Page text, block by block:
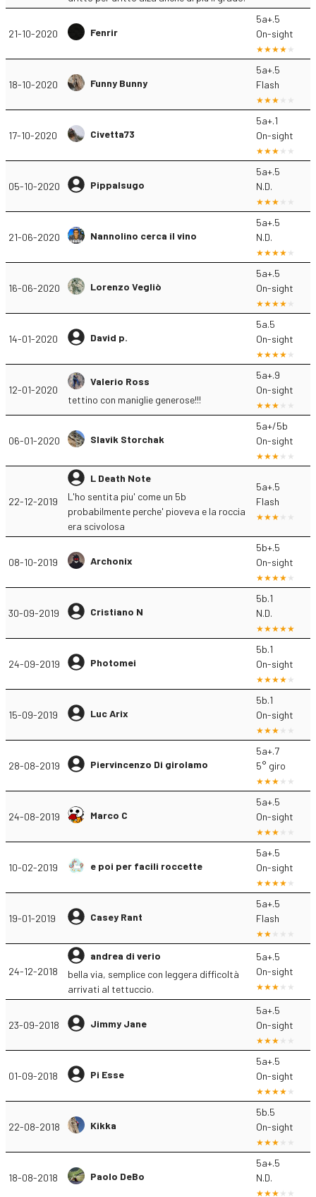
21-10-2020 Fenrir
5a+.5
On-sight
18-10-2020 Funny Bunny
5a+.5
Flash
17-10-2020 Civetta73
5a+.1
On-sight
05-10-2020 Pippalsugo
5a+.5
N.D.
21-06-2020 Nannolino cerca il vino
5a+.5
N.D.
16-06-2020 Lorenzo Vegliò
5a+.5
On-sight
14-01-2020 David p.
5a.5
On-sight
12-01-2020
Valerio Ross
tettino con maniglie generose!!!
5a+.9
On-sight
06-01-2020 Slavik Storchak
5a+/5b
On-sight
22-12-2019
L Death Note
L'ho sentita piu' come un 5b
probabilmente perche' pioveva e la roccia
era scivolosa
5a+.5
Flash
08-10-2019 Archonix
5b+.5
On-sight
30-09-2019 Cristiano N
5b.1
N.D.
24-09-2019 Photomei
5b.1
On-sight
15-09-2019 Luc Arix
5b.1
On-sight
28-08-2019 Piervincenzo Di girolamo
5a+.7
5° giro
24-08-2019 Marco C
5a+.5
On-sight
10-02-2019 e poi per facili roccette
5a+.5
On-sight
19-01-2019 Casey Rant
5a+.5
Flash
24-12-2018
andrea di verio
bella via, semplice con leggera difficoltà
arrivati al tettuccio.
5a+.5
On-sight
23-09-2018 Jimmy Jane
5a+.5
On-sight
01-09-2018 Pi Esse
5a+.5
On-sight
22-08-2018 Kikka
5b.5
On-sight
18-08-2018 Paolo DeBo
5a+.5
N.D.